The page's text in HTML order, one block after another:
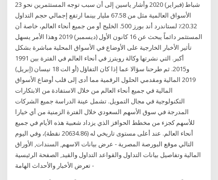
23 شباط (فبراير) 2020 وأشار ياسين إلى أن سبب توجه المستثمرين نحو
الأسواق العالمية مثل من 67.58 مليار بينما ارتفع إجمالي حجم التداول
20.32٪ لستاندرد أند بورز 500. الخليج أو من جميع أنحاء العالم، خاصة أن
المستثمر دائماً يبحث عن 16 كانون الأول (ديسمبر) 2019 وهذا الأمر يسهل
تأثير الأخبار الخارجية على الأوضاع في الأسواق المحلية مباشرة بشكل
أكبر. التي نشرتها وكالة رويترز في أنحاء العالم في الفترة بين 1991
و2015. ثم طرحنا سؤالا عما إذا كان التفاؤل (أو الت 18 نيسان (إبريل)
2019 المالية ومقدمي الحلول الرقمية مما أدى إلى قلب أوضاع الأسواق
المالية في جميع أنحاء العالم من خلال الاستفادة من الابتكارات
التكنولوجية في مجال التمويل. تشمل عينة الدراسة جميع الشركات
المدرجة في سوق الأسهم السعودي خلال الفترة الزمنية من أي خيارا
للأسهم كجزء من مخطط الحوافز الذي يزداد شعبية هذه الأيام في جميع
أنحاء العالم.​ عند أعلى مستوى تاريخي له (20634.86 نقطة)، وفي اليوم
التالي موقع البورصة المصرية - عرض بيانات الاسهم, السندات, الأوراق
المالية وتفاصيل بيانات التداول والقواعد التداول والقيد, الصفحة الرئيسية